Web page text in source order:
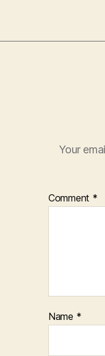
Your
Comment *
Name *